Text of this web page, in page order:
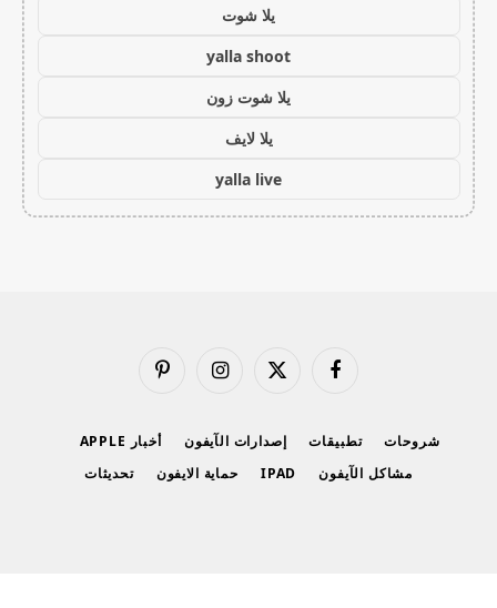
يلا شوت
yalla shoot
يلا شوت زون
يلا لايف
yalla live
فيسبوك
X
الانستغرامبينتيريست
شروحات تطبيقات إصدارات الآيفون
أخبار APPLE
مشاكل الآيفون
IPAD حماية الايفون تحديثات